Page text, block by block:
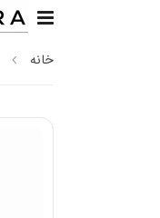
خانه